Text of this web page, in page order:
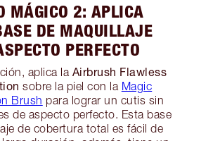
MÁGICO 2: APLICA
DE MAQUILLAJE
PERFECTO
aplica la Airbrush Flawless
sobre la piel con la Magic
Brush para lograr un cutis sin
de aspecto perfecto. Esta base
de cobertura total es fácil de